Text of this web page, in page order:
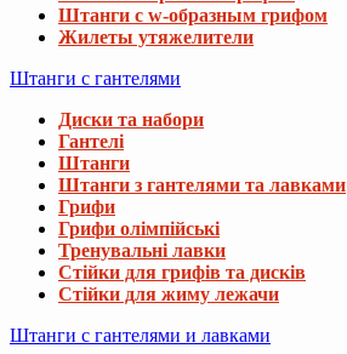
Штанги с w-образным грифом
Жилеты утяжелители
Штанги с гантелями
Диски та набори
Гантелі
Штанги
Штанги з гантелями та лавками
Грифи
Грифи олімпійські
Тренувальні лавки
Стійки для грифів та дисків
Стійки для жиму лежачи
Штанги с гантелями и лавками